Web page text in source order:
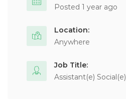
Posted 1 year ago
Location:
Anywhere
Job Title:
Assistant(e) Social(e)